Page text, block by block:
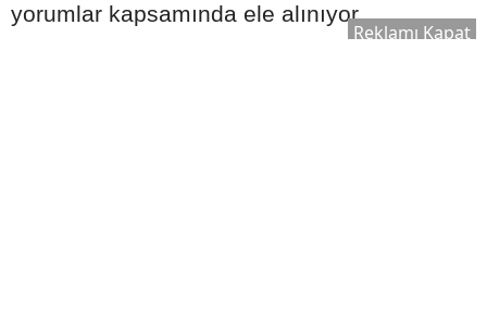
yorumlar kapsamında ele alınıyor.
Reklamı Kapat